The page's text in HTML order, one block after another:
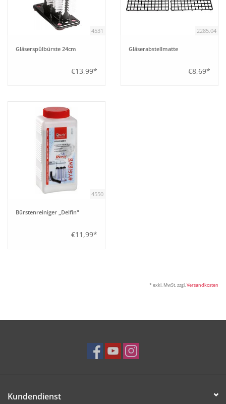
4531
Gläserspülbürste 24cm
€13,99*
2285.04
Gläserabstellmatte
€8,69*
4550
Bürstenreiniger „Delfin"
€11,99*
* exkl. MwSt. zzgl.Versandkosten
Kundendienst